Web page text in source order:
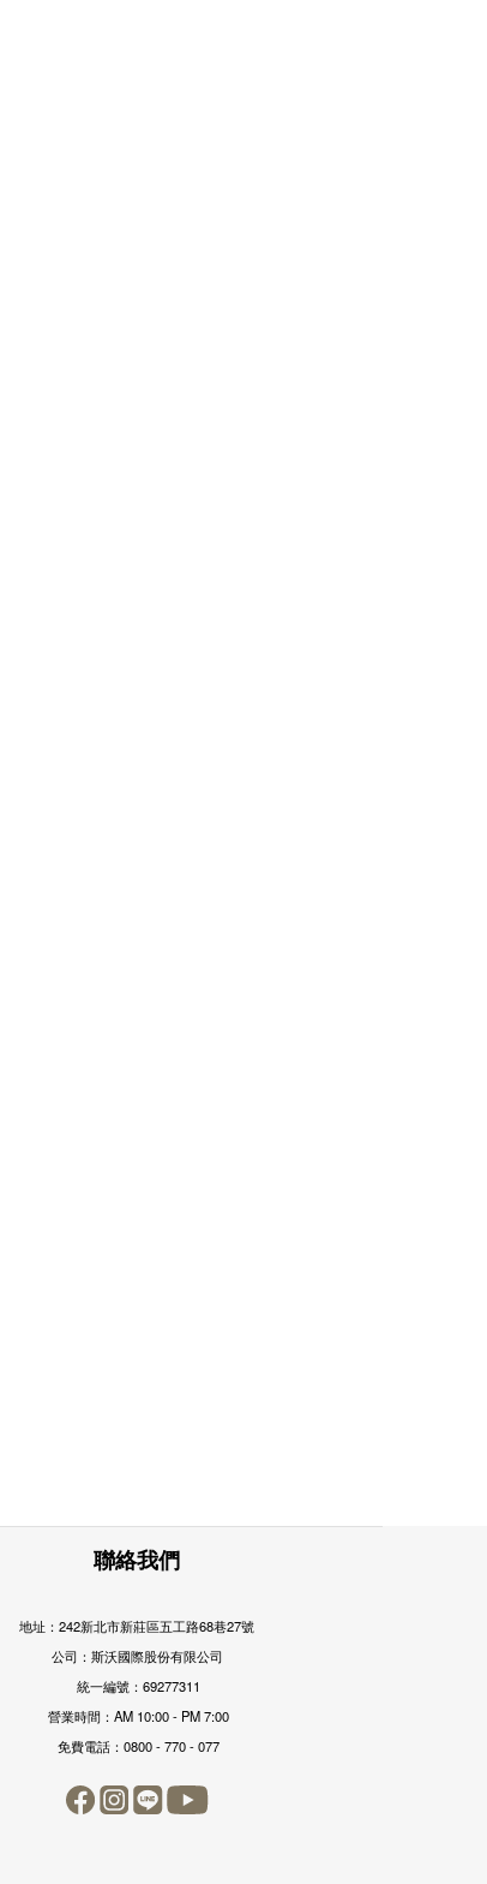
聯絡我們
地址：242新北市新莊區五工路68巷27號
公司：斯沃國際股份有限公司
統一編號：69277311
營業時間：AM 10:00 - PM 7:00
免費電話：0800 - 770 - 077